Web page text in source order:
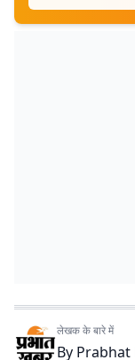
लेखक के बारे में
By Prabhat